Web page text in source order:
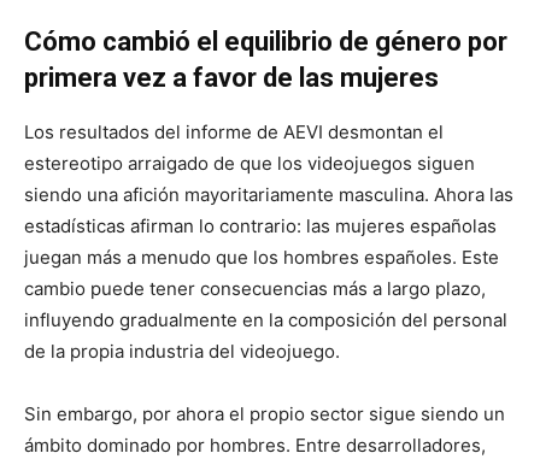
Cómo cambió el equilibrio de género por
primera vez a favor de las mujeres
Los resultados del informe de AEVI desmontan el
estereotipo arraigado de que los videojuegos siguen
siendo una afición mayoritariamente masculina. Ahora las
estadísticas afirman lo contrario: las mujeres españolas
juegan más a menudo que los hombres españoles. Este
cambio puede tener consecuencias más a largo plazo,
influyendo gradualmente en la composición del personal
de la propia industria del videojuego.
Sin embargo, por ahora el propio sector sigue siendo un
ámbito dominado por hombres. Entre desarrolladores,